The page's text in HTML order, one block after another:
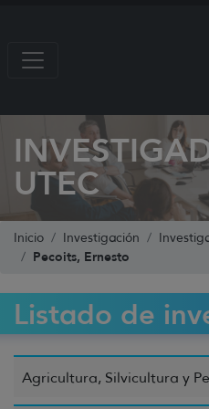
UTEC
Inicio Investigación
Pecoits, Ernesto
Listado de
Agricultura, Silvicultura y